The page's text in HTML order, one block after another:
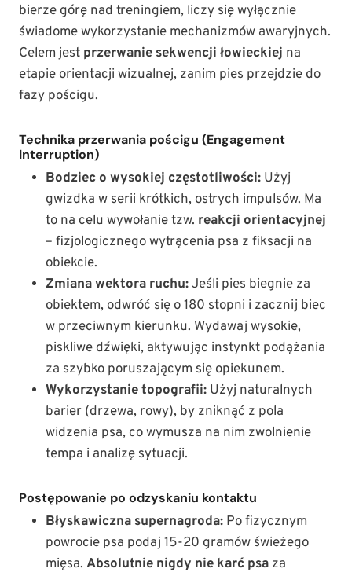
bierze górę nad treningiem, liczy się wyłącznie
świadome wykorzystanie mechanizmów awaryjnych.
Celem jest przerwanie sekwencji łowieckiej na
etapie orientacji wizualnej, zanim pies przejdzie do
fazy pościgu.
Technika przerwania pościgu (Engagement
Interruption)
Bodziec o wysokiej częstotliwości: Użyj
gwizdka w serii krótkich, ostrych impulsów. Ma
to na celu wywołanie tzw. reakcji orientacyjnej
– fizjologicznego wytrącenia psa z fiksacji na
obiekcie.
Zmiana wektora ruchu:Jeśli pies biegnie za
obiektem, odwróć się o 180 stopni i zacznij biec
w przeciwnym kierunku. Wydawaj wysokie,
piskliwe dźwięki, aktywując instynkt podążania
za szybko poruszającym się opiekunem.
Wykorzystanie topografii: Użyj naturalnych
barier (drzewa, rowy), by zniknąć z pola
widzenia psa, co wymusza na nim zwolnienie
tempa i analizę sytuacji.
Postępowanie po odzyskaniu kontaktu
Błyskawiczna supernagroda: Po fizycznym
powrocie psa podaj 15-20 gramów świeżego
mięsa. Absolutnie nigdy nie karć psa za